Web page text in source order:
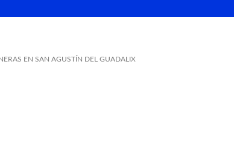
EN SAN AGUSTÍN DEL GUADALIX